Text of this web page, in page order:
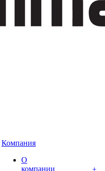
Компания
О
компании
+